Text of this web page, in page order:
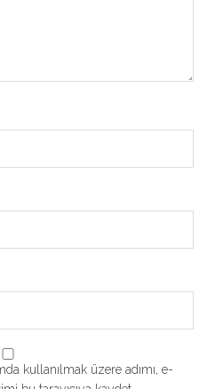
kullanılmak üzere adımı, e-